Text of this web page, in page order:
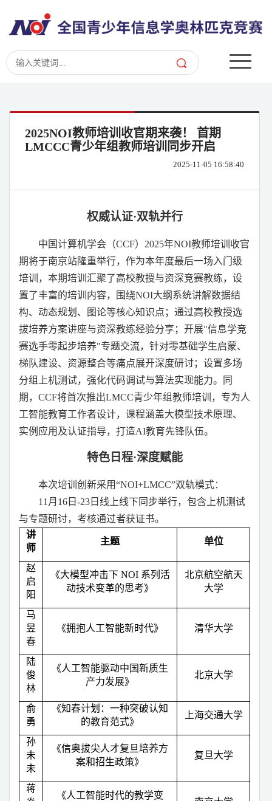
2025NOI教师培训收官期来袭！ 首期
LMCCC青少年组教师培训同步开启
2025-11-05 16:58:40
权威认证·双轨并行
中国计算机学会（CCF） 2025年NOI教师培训收官
期将于南京站隆重举行，作为本年度最后一场入门级
培训，本期培训汇聚了高校教授与资深竞赛教练，设
置了丰富的培训内容，围绕NOI大纲系统讲解数据结
构、动态规划、图论等核心知识点；通过高校教授选
拔培养方案讲座与资深教练经验分享；开展"信息学竞
赛选手零起步培养"专题交流，针对零基础学生启蒙、
梯队建设、资源整合等痛点展开深度研讨；设置多场
分组上机测试，强化代码调试与算法实现能力。同
期， CCF将首次推出LMCC青少年组教师培训，专为人
工智能教育工作者设计，课程涵盖大模型技术原理、
实例应用及认证指导，打造AI教育先锋队伍。
特色日程·深度赋能
本次培训创新采用“NOI+LMCC”双轨模式：
11 月 16 日 -23 日线上线下同步举行，包含上机测试
与专题研讨，考核通过者获证书。
讲
师
主题 单位
赵
启
阳
《大模型冲击下NOI 系列活
动技术变革的思考》
北京航空航天
大学
马
昱
春
《拥抱人工智能新时代》 清华大学
陆
俊
林
《人工智能驱动中国新质生
产力发展》
北京大学
俞
勇
《知春计划：一种突破认知
的教育范式》
上海交通大学
孙
未
未
《信奥拔尖人才复旦培养方
案和招生政策》
复旦大学
蒋
《人工智能时代的教学变